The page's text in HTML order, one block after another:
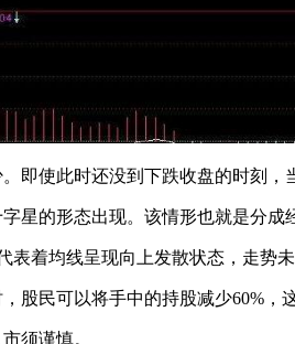
使此时还没到下跌收盘的时刻，
的形态出现。该情形也就是分成
着均线呈现向上发散状态，走势未
民可以将手中的持股减少60%，
须谨慎。